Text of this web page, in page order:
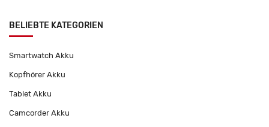
BELIEBTE KATEGORIEN
Smartwatch Akku
Kopfhörer Akku
Tablet Akku
Camcorder Akku